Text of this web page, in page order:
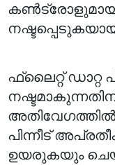
ഫ്ലൈറ്റ് ഡാറ്റ
പിന്നീട്
ഉയരുകയും